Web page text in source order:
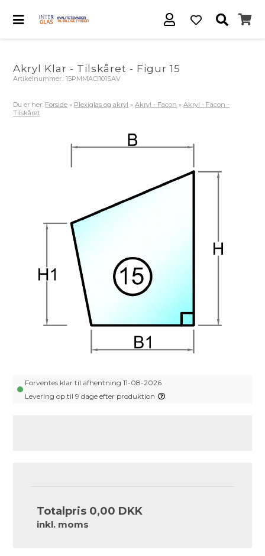
Akryl Klar - Tilskåret - Figur 15
Artikelnummer.:15PMMACl101SAV
Du er her: Forside » Plexiglas og akryl »Akryl - Facon »Akryl - Facon -
Tilskåret
Forventes klar til afhentning 11-08-2026
Levering op til 9 dage efter produktion
Totalpris 0,00 DKK
inkl. moms